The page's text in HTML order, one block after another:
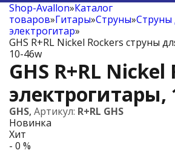
Shop-Avallon»Каталог
товаров»Гитары»Струны»Струны
электрогитар»
GHS R+RL Nickel Rockers струны
10-46w
GHS R+RL
электрогитары,
GHS, Артикул: R+RL GHS
Новинка
Хит
- 0 %